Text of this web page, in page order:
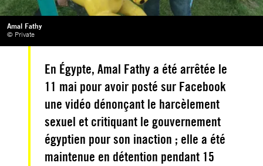
Amal Fathy
© Private
En Égypte, Amal Fathy a été arrêtée le
11 mai pour avoir posté sur Facebook
une vidéo dénonçant le harcèlement
sexuel et critiquant le gouvernement
égyptien pour son inaction ; elle a été
maintenue en détention pendant 15